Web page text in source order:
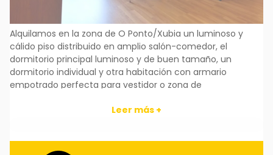
Alquilamos en la zona de O Ponto/Xubia un luminoso y
cálido piso distribuido en amplio salón-comedor, el
dormitorio principal luminoso y de buen tamaño, un
dormitorio individual y otra habitación con armario
empotrado perfecta para vestidor o zona de
La cocina, totalmente equipada, da acceso a una terraza-
Leer más +